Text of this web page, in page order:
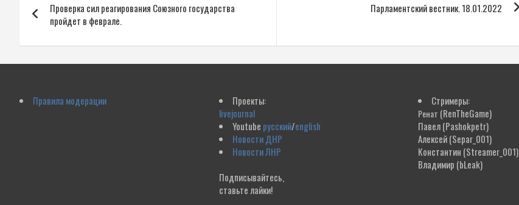
по
записям
Проверка сил реагирования Союзного государства
пройдет в феврале.
Парламентский вестник. 18.01.2022
Правила модерации
Проекты:
livejournal
Youtube русский/english
Новости ДНР
Новости ЛНР
Подписывайтесь,
ставьте лайки!
Стримеры:
Ренат (RenTheGame)
Павел(Pashokpetr)
Алексей(Separ_001)
Константин (Streamer_001)
Владимир (bLeak)